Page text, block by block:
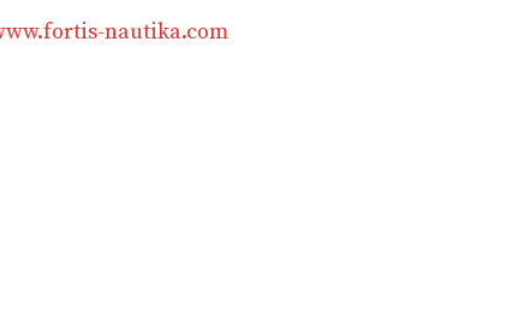
nautika.com